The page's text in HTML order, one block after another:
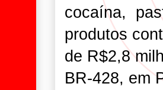
cocaína,
produtos
de R$2,8
BR-428, em